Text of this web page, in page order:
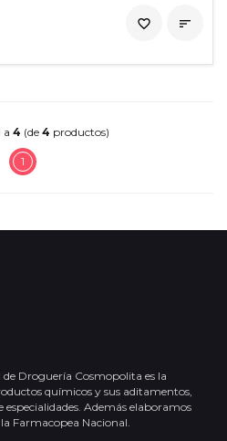

favorite_border
a 4 (de 4 productos)
1
Droguería Cosmopolita es la
químicos y sus aditamentos,
Además elaboramos
Farmacopea Nacional.